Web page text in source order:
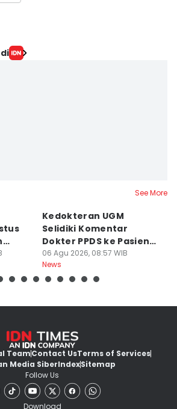
See More
Kedokteran UGM
Selidiki Komentar
Dokter PPDS ke Pasien
BPJS di Medsos
06 Agu 2026, 08:57 WIB
News
TeamContact UsTerms of Services
Media SiberIndexSitemap
Follow Us
Download